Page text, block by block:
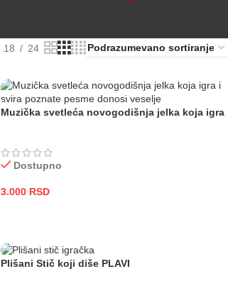
18 24
Muzička svetleća novogodišnja jelka koja igra
Dostupno
3.000 RSD
Plišani Stič koji diše PLAVI